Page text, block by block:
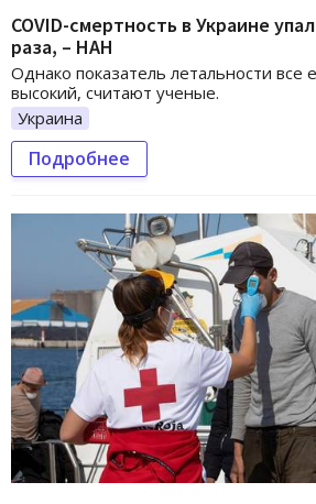
COVID-смертность в Украине
раза, – НАН
Однако показатель летальности все
высокий, считают ученые.
Украина
Подробнее